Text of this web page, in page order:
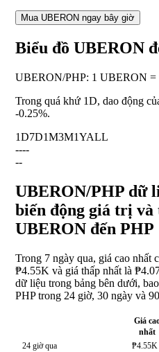
Mua UBERON ngay bây giờ
Biểu đồ UBERON
UBERON/PHP: 1 UBERON =
Trong quá khứ 1D, dao động
-0.25%.
1D7D1M3M1YALL
----
--
UBERON/PHP dữ
biến động giá trị
UBERON đến PHP
Trong 7 ngày qua, giá cao nhất
₱4.55K và giá thấp nhất là
dữ liệu trong bảng bên dưới,
PHP trong 24 giờ, 30 ngày và
Giá
nhất
24 giờ qua
₱4.55K